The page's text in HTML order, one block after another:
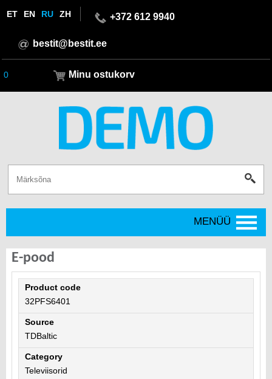
ET EN RU ZH +372 612 9940
bestit@bestit.ee
0 Minu ostukorv
MENÜÜ
E-pood
Product code
32PFS6401
Source
TDBaltic
Category
Televiisorid